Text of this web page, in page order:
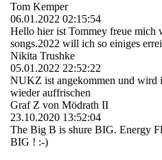
Tom Kemper
06.01.2022 02:15:54
Hello hier ist Tommey freue mich
songs.2022 will ich so einiges
Nikita Trushke
05.01.2022 22:52:22
NUKZ ist angekommen und wird
wieder auffrischen
Graf Z von Mödrath II
23.10.2020 13:52:04
The Big B is shure BIG. Energy
BIG ! :-)